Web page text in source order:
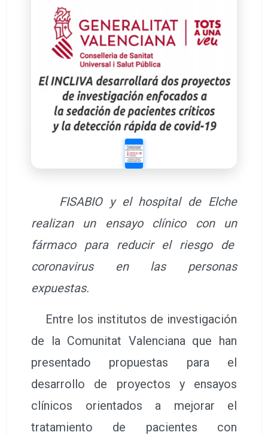
FISABIO y el hospital de Elche
realizan un ensayo clínico con un
fármaco para reducir el riesgo de
coronavirus en las personas
expuestas.
Entre los institutos de investigación
de la Comunitat Valenciana que han
presentado propuestas para el
desarrollo de proyectos y ensayos
clínicos orientados a mejorar el
tratamiento de pacientes con